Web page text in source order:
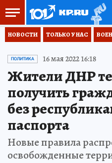
НОВОСТИ ТОЛЬКО У НАС
ПОЛИТИКА 16 мая 2022 16:18
Жители ДНР
получить
без
паспорта
Новые правила
освобожденные